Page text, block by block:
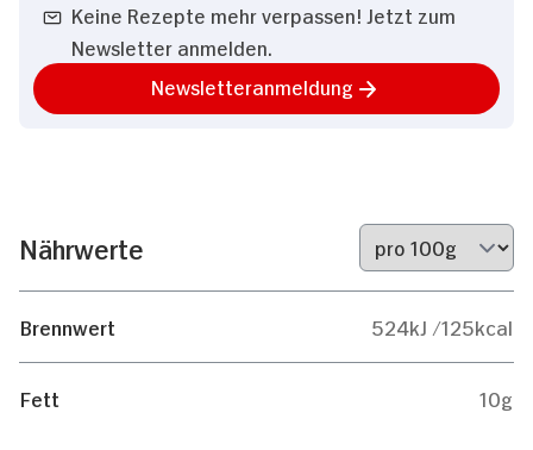
Keine Rezepte mehr verpassen! Jetzt zum
Newsletter anmelden.
Newsletteranmeldung
Nährwerte
Brennwert 524kJ /125kcal
Fett 10g